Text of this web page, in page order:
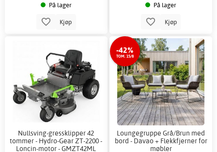
På lager
Kjøp
På lager
Kjøp
Nullsving-gressklipper 42
tommer - Hydro-Gear ZT-2200 -
Loncin-motor - GMZT42ML
-42%
TOM. 15/8
Loungegruppe Grå/Brun med
bord - Davao + Flekkfjerner for
møbler